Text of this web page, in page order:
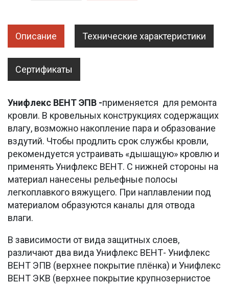
Описание Технические характеристики
Сертификаты
Унифлекс ВЕНТ ЭПВ -применяется для ремонта
кровли. В кровельных конструкциях содержащих
влагу, возможно накопление пара и образование
вздутий. Чтобы продлить срок службы кровли,
рекомендуется устраивать «дышащую» кровлю и
применять Унифлекс ВЕНТ. С нижней стороны на
материал нанесены рельефные полосы
легкоплавкого вяжущего. При наплавлении под
материалом образуются каналы для отвода
влаги.
В зависимости от вида защитных слоев,
различают два вида Унифлекс ВЕНТ- Унифлекс
ВЕНТ ЭПВ (верхнее покрытие плёнка) и Унифлекс
ВЕНТ ЭКВ (верхнее покрытие крупнозернистое